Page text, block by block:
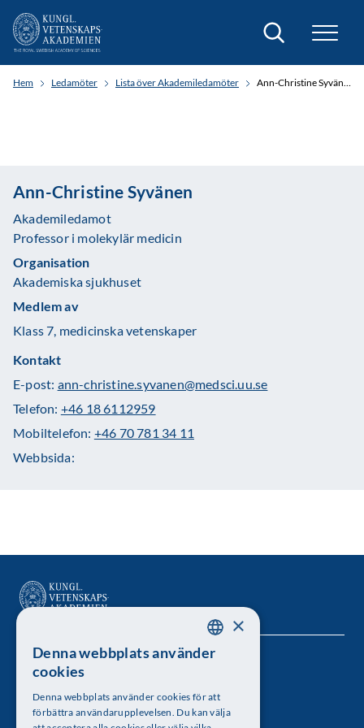
Sök
Hem Ledamöter Lista över Akademiledamöter Ann-Christine Syvänen
Ann-Christine Syvänen
Akademiledamot
Professor i molekylär medicin
Organisation
Akademiska sjukhuset
Medlem av
Klass 7, medicinska vetenskaper
Kontakt
E-post: ann-christine.syvanen@medsci.uu.se
Telefon: +46 18 6112959
Mobiltelefon: +46 70 781 34 11
Webbsida:
Kungl. Vetenskapsakademien
Besöksadress: Lilla Frescativägen 4A
SWEDISH
×
Denna webbplats använder
cookies
Denna webbplats använder cookies för att
förbättra användarupplevelsen. Du kan välja